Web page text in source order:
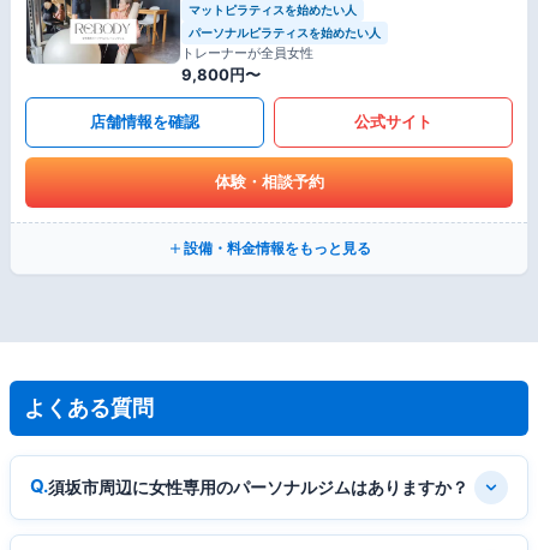
マットピラティスを始めたい人
パーソナルピラティスを始めたい人
トレーナーが全員女性
9,800円〜
店舗情報を確認 公式サイト
体験・相談予約
設備・料金情報をもっと見る
よくある質問
須坂市周辺に女性専用のパーソナルジムはありますか？